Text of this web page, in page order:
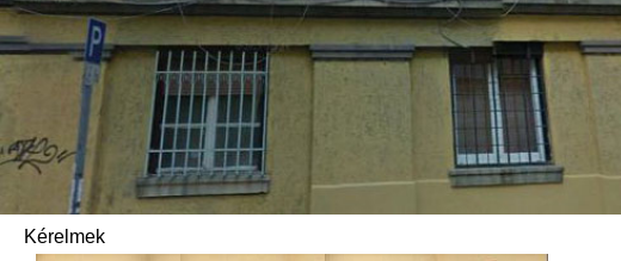
Kérelmek